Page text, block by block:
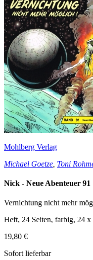
Mohlberg Verlag
Michael Goetze Toni
Nick - Neue Abenteuer 91
Vernichtung nicht mehr
Heft, 24 Seiten, farbig, 24
19,80 €
Sofort lieferbar